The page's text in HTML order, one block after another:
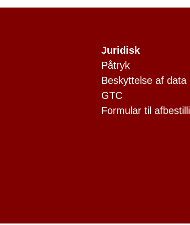
Juridisk
Påtryk
Beskyttelse af data
GTC
Formular til